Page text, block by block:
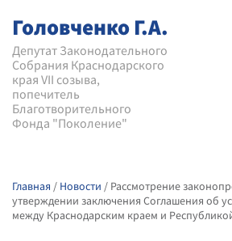
Головченко Г.А.
Депутат Законодательного
Собрания Краснодарского
края VII созыва,
попечитель
Благотворительного
Фонда "Поколение"
Главная / Новости / Рассмотрение
утверждении заключения Соглашения об
между Краснодарским краем и